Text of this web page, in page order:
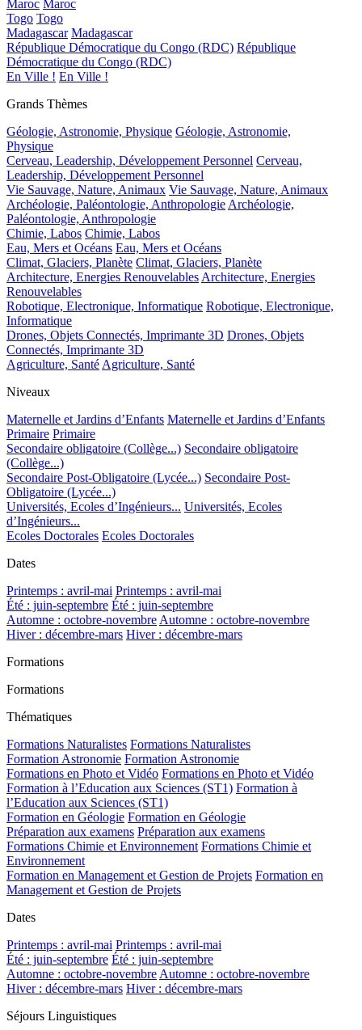
Maroc Maroc
Togo Togo
Madagascar Madagascar
République Démocratique du Congo (RDC) République
Démocratique du Congo (RDC)
En Ville ! En Ville !
Grands Thèmes
Géologie, Astronomie, Physique Géologie, Astronomie,
Physique
Cerveau, Leadership, Développement Personnel Cerveau,
Leadership, Développement Personnel
Vie Sauvage, Nature, Animaux Vie Sauvage, Nature, Animaux
Archéologie, Paléontologie, Anthropologie Archéologie,
Paléontologie, Anthropologie
Chimie, Labos Chimie, Labos
Eau, Mers et Océans Eau, Mers et Océans
Climat, Glaciers, Planète Climat, Glaciers, Planète
Architecture, Energies Renouvelables Architecture, Energies
Renouvelables
Robotique, Electronique, Informatique Robotique, Electronique,
Informatique
Drones, Objets Connectés, Imprimante 3D Drones, Objets
Connectés, Imprimante 3D
Agriculture, Santé Agriculture, Santé
Niveaux
Maternelle et Jardins d’Enfants Maternelle et Jardins d’Enfants
Primaire Primaire
Secondaire obligatoire (Collège...) Secondaire obligatoire
(Collège...)
Secondaire Post-Obligatoire (Lycée...) Secondaire Post-
Obligatoire (Lycée...)
Universités, Ecoles d’Ingénieurs... Universités, Ecoles
d’Ingénieurs...
Ecoles Doctorales Ecoles Doctorales
Dates
Printemps : avril-mai Printemps : avril-mai
Été : juin-septembre Été : juin-septembre
Automne : octobre-novembre Automne : octobre-novembre
Hiver : décembre-mars Hiver : décembre-mars
Formations
Formations
Thématiques
Formations Naturalistes Formations Naturalistes
Formation Astronomie Formation Astronomie
Formations en Photo et Vidéo Formations en Photo et Vidéo
Formation à l’Education aux Sciences (ST1) Formation à
l’Education aux Sciences (ST1)
Formation en Géologie Formation en Géologie
Préparation aux examens Préparation aux examens
Formations Chimie et Environnement Formations Chimie et
Environnement
Formation en Management et Gestion de Projets Formation en
Management et Gestion de Projets
Dates
Printemps : avril-mai Printemps : avril-mai
Été : juin-septembre Été : juin-septembre
Automne : octobre-novembre Automne : octobre-novembre
Hiver : décembre-mars Hiver : décembre-mars
Séjours Linguistiques